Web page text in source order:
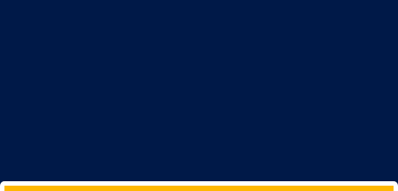
Année
Mois
Année
Mois